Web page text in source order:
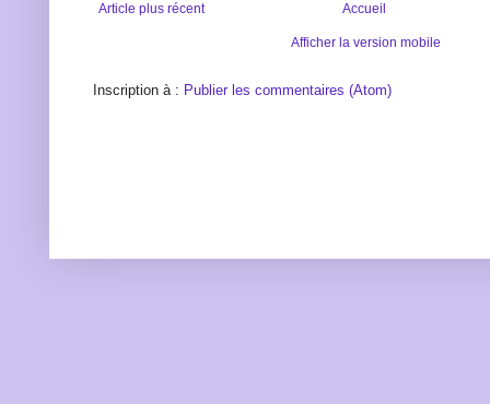
Article plus récent Accueil
Afficher la version mobile
Inscription à : Publier les commentaires (Atom)